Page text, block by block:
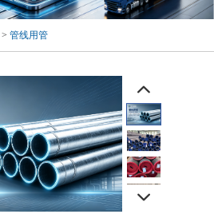
> 管线用管